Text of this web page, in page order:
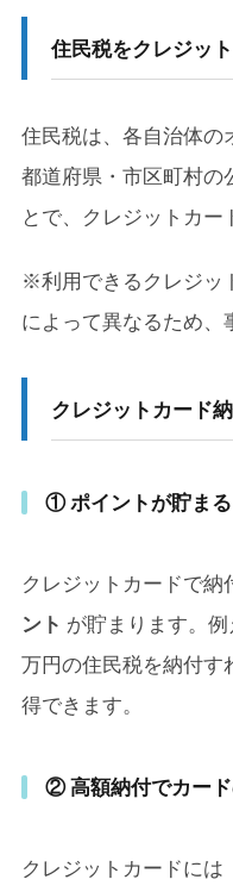
住民税をクレジッ
住民税は、各自治体の
都道府県・市区町村の
とで、クレジットカー
※利用できるクレジッ
によって異なるため、
クレジットカード
① ポイントが貯まる
クレジットカードで納
ント が貯まります。
万円の住民税を納付す
得できます。
② 高額納付でカー
クレジットカードに